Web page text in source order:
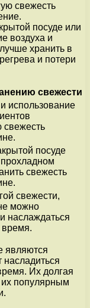
свежесть
посуде или
воздуха и
хранить в
и потери
свежести
использование
свежесть
посуде
прохладном
свежесть
свежести,
можно
наслаждаться
являются
насладиться
Их долгая
их популярным